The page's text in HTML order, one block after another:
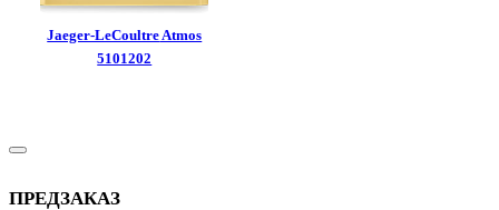
Jaeger-LeCoultreAtmos
5101202
ПРЕДЗАКАЗ